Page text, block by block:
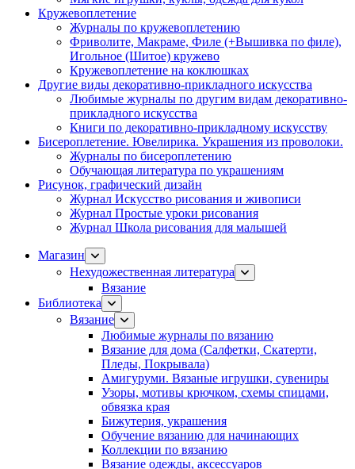
Кружевоплетение
Журналы по кружевоплетению
Фриволите, Макраме, Филе (+Вышивка по филе),
Игольное (Шитое) кружево
Кружевоплетение на коклюшках
Другие виды декоративно-прикладного искусства
Любимые журналы по другим видам декоративно-
прикладного искусства
Книги по декоративно-прикладному искусству
Бисероплетение. Ювелирика. Украшения из проволоки.
Журналы по бисероплетению
Обучающая литература по украшениям
Рисунок, графический дизайн
Журнал Искусство рисования и живописи
Журнал Простые уроки рисования
Журнал Школа рисования для малышей
Магазин
Нехудожественная литература
Вязание
Библиотека
Вязание
Любимые журналы по вязанию
Вязание для дома (Салфетки, Скатерти,
Пледы, Покрывала)
Амигуруми. Вязаные игрушки, сувениры
Узоры, мотивы крючком, схемы спицами,
обвязка края
Бижутерия, украшения
Обучение вязанию для начинающих
Коллекции по вязанию
Вязание одежды, аксессуаров